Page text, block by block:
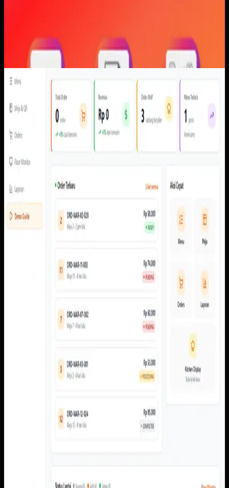
Software Kustom
QR Ordering
Sebelumnya
Order perlu membawa konteks meja, item, pembayaran,
dan status secara konsisten dari perangkat pelanggan ke
admin dan kitchen tanpa bergantung pada konfirmasi
manual.
Yang kami bangun
Dari screenshot yang tersedia, sistem memiliki alur scan
meja, menu pelanggan, cart, pembayaran, pembayaran,
status pesanan, dasbor admin, pengaturan meja dan QR,
laporan, floor monitor, serta kitchen display.
Baca studi kasus